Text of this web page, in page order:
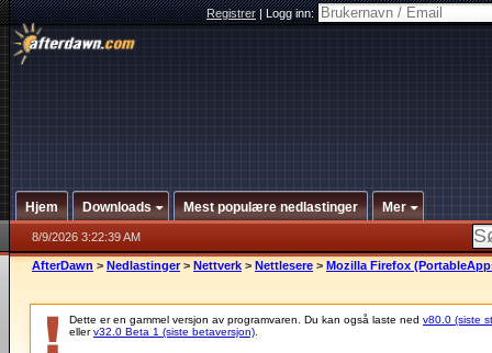
Registrer|Logg inn:
Hjem Downloads Mest populære nedlastinger Mer
8/9/2026 3:22:39 AM
AfterDawn > Nedlastinger > Nettverk > Nettlesere > Mozilla Firefox
Dette er en gammel versjon av programvaren. Du kan også laste ned v80.0 (siste
ellerv32.0 Beta 1 (siste betaversjon)